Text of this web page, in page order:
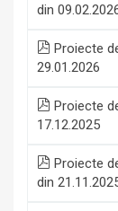
din
Proiecte
29.01.2026
Proiecte
17.12.2025
Proiecte
din